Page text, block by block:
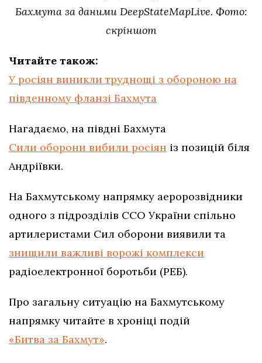
Бахмута за даними DeepStateMapLive. Фото:
скріншот
Читайте також:
У росіян виникли труднощі з обороною на
південному фланзі Бахмута
Нагадаємо, на півдні Бахмута
Сили оборони вибили росіян із позицій біля
Андріївки.
На Бахмутському напрямку аеророзвідники
одного з підрозділів ССО України спільно
артилеристами Сил оборони виявили та
знищили важливі ворожі комплекси
радіоелектронної боротьби (РЕБ).
Про загальну ситуацію на Бахмутському
напрямку читайте в хроніці подій
«Битва за Бахмут».